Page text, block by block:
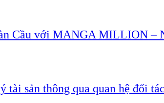
Cầu với MANGA MILLION –
tài sản thông qua quan hệ đối